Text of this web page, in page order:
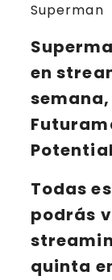
en
Todas
podrás
quinta